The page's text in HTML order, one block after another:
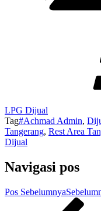
LPG Dijual
Tag#Achmad Admin,
Tangerang, Rest Area
Dijual
Navigasi pos
Pos Sebelumnya